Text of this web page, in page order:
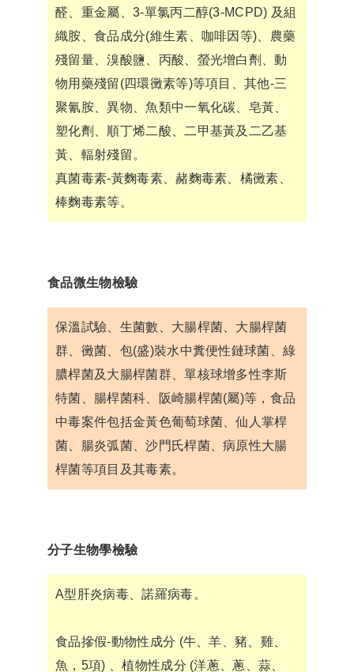
醛、重金屬、3-單氯丙二醇(3-MCPD) 及組
織胺、食品成分(維生素、咖啡因等)、農藥
殘留量、溴酸鹽、丙酸、螢光增白劑、動
物用藥殘留(四環黴素等)等項目、其他-三
聚氰胺、異物、魚類中一氧化碳、皂黃、
塑化劑、順丁烯二酸、二甲基黃及二乙基
黃、輻射殘留。
真菌毒素-黃麴毒素、赭麴毒素、橘黴素、
棒麴毒素等。
食品微生物檢驗
保溫試驗、生菌數、大腸桿菌、大腸桿菌
群、黴菌、包(盛)裝水中糞便性鏈球菌、綠
膿桿菌及大腸桿菌群、單核球增多性李斯
特菌、腸桿菌科、阪崎腸桿菌(屬)等，食品
中毒案件包括金黃色葡萄球菌、仙人掌桿
菌、腸炎弧菌、沙門氏桿菌、病原性大腸
桿菌等項目及其毒素。
分子生物學檢驗
A型肝炎病毒、諾羅病毒。
食品摻假-動物性成分 (牛、羊、豬、雞、
魚，5項) 、植物性成分 (洋蔥、蔥、蒜、